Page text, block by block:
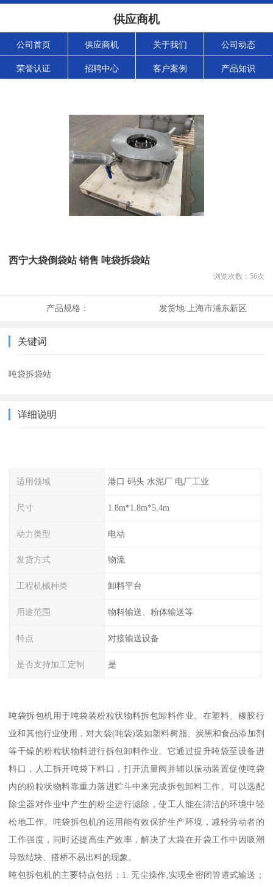
供应商机
公司首页 供应商机 关于我们 公司动态
荣誉认证 招聘中心 客户案例 产品知识
西宁大袋倒袋站 销售 吨袋拆袋站
浏览次数： 56次
产品规格： 发货地: 上海市浦东新区
关键词
吨袋拆袋站
详细说明
适用领域 港口 码头 水泥厂 电厂工业
尺寸 1.8m*1.8m*5.4m
动力类型 电动
发货方式 物流
工程机械种类 卸料平台
用途范围 物料输送、粉体输送等
特点 对接输送设备
是否支持加工定制 是
吨袋拆包机用于吨袋装粉粒状物料拆包卸料作业。在塑料、橡胶行
业和其他行业使用，对大袋(吨袋)装如塑料树脂、炭黑和食品添加剂
等干燥的粉粒状物料进行拆包卸料作业。它通过提升吨袋至设备进
料口，人工拆开吨袋下料口，打开流量阀并辅以振动装置促使吨袋
内的粉粒状物料靠重力落进贮斗中来完成拆包卸料工作。可以选配
除尘器对作业中产生的粉尘进行滤除，使工人能在清洁的环境中轻
松地工作。吨袋拆包机的运用能有效保护生产环境，减轻劳动者的
工作强度，同时还提高生产效率，解决了大袋在开袋工作中因吸潮
导致结块、搭桥不易出料的现象。
吨包拆包机的主要特点包括：1. 无尘操作,实现全密闭管道式输送；